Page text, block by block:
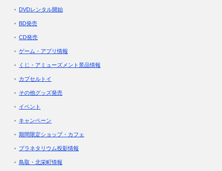
DVDレンタル開始
BD発売
CD発売
ゲーム・アプリ情報
くじ・アミューズメント景品情報
カプセルトイ
その他グッズ発売
イベント
キャンペーン
期間限定ショップ・カフェ
プラネタリウム投影情報
鳥取・北栄町情報